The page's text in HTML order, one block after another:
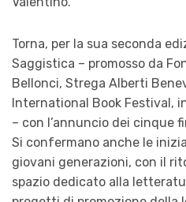
Torna, per la sua seconda
Saggistica – promosso da
Bellonci, Strega Alberti
International Book Festival,
– con l’annuncio dei cinque
Si confermano anche le
giovani generazioni, con il
spazio dedicato alla